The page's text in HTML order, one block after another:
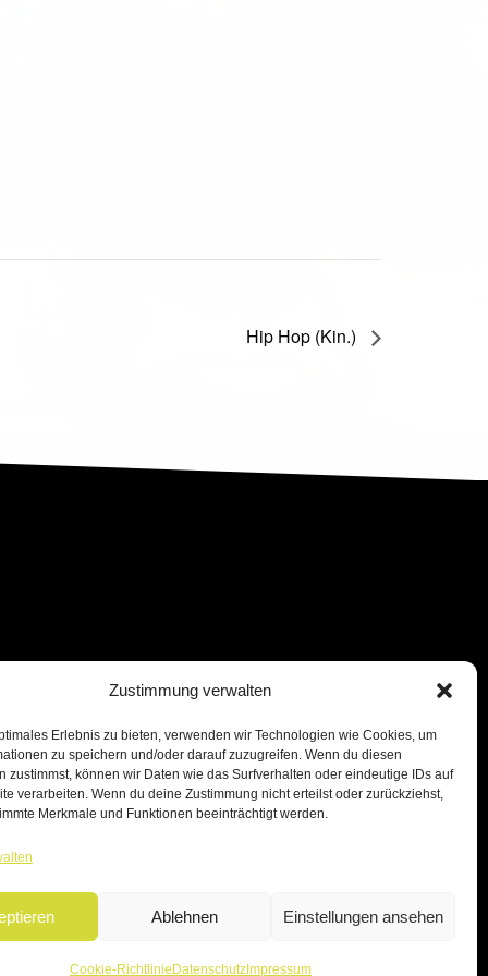
Zustimmung verwalten
Erlebnis zu bieten, verwenden wir Technologien wie Cookies, um
zu speichern und/oder darauf zuzugreifen. Wenn du diesen
zustimmst, können wir Daten wie das Surfverhalten oder eindeutige IDs auf
verarbeiten. Wenn du deine Zustimmung nicht erteilst oder zurückziehst,
Merkmale und Funktionen beeinträchtigt werden.
Ablehnen Einstellungen ansehen
Cookie-Richtlinie DatenschutzImpressum
Hip Hop (Kin.)